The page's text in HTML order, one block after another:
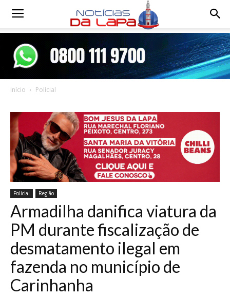
Notícias
Início Polícial
Polícial Região
Armadilha danifica viatura da
PM durante fiscalização de
desmatamento ilegal em
fazenda no município de
Carinhanha